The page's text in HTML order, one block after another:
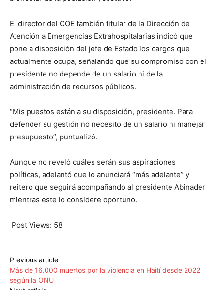
El director del COE también titular de la Dirección de
Atención a Emergencias Extrahospitalarias indicó que
pone a disposición del jefe de Estado los cargos que
actualmente ocupa, señalando que su compromiso con el
presidente no depende de un salario ni de la
administración de recursos públicos.
“Mis puestos están a su disposición, presidente. Para
defender su gestión no necesito de un salario ni manejar
presupuesto”, puntualizó.
Aunque no reveló cuáles serán sus aspiraciones
políticas, adelantó que lo anunciará “más adelante” y
reiteró que seguirá acompañando al presidente Abinader
mientras este lo considere oportuno.
Post Views: 58
Previous article
Más de 16.000 muertos por la violencia en Haití desde 2022,
según la ONU